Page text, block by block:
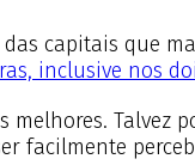
capitais que
inclusive nos
Talvez
facilmente